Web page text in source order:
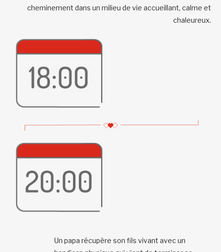
cheminement dans un milieu de vie accueillant, calme et
chaleureux.
Un papa récupère son fils vivant avec un